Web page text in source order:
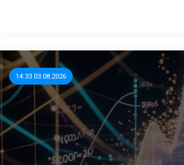
14:33 03.08.2026